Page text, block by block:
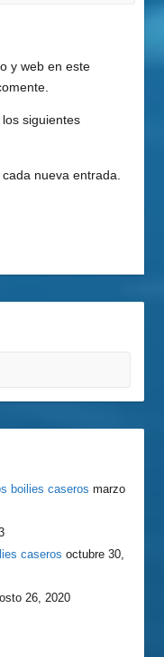
y web en este
siguientes
nueva entrada.
boilies caseros marzo
caseros octubre 30,
26, 2020